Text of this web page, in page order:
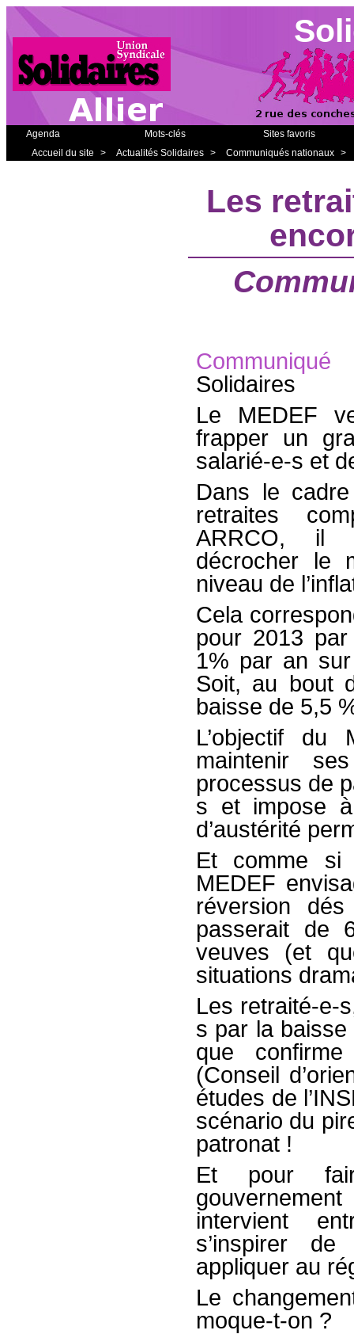
Agenda Mots-clés
Sites favoris
Accueil du site
> Actualités Solidaires > Communiqués nationaux >
Les
Communiqué
Solidaires
Le MEDEF
frapper un
salarié-e-s et
Dans le
retraites
ARRCO, il
décrocher le
niveau de
Cela
pour 2013
1% par an
Soit, au bout
baisse de 5,5
L’objectif
maintenir
processus de
s et impose
d’austérité
Et comme si
MEDEF
réversion
passerait de
veuves (et
situations
Les retraité-e-
s par la baisse
que
(Conseil
études de
scénario du
patronat !
Et pour
intervient
s’inspirer
appliquer au
Le
moque-t-on ?